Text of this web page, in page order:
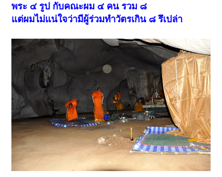
พระ ๔ รูป กับคณะผม ๔ คน รวม ๘
แต่ผมไม่แน่ใจว่ามีผู้ร่วมทำวัตรเกิน ๘ รึเปล่า